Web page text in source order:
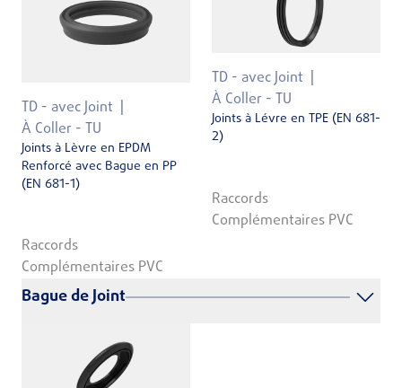
TD - avec Joint
À Coller - TU
Joints à Lèvre en EPDM
Renforcé avec Bague en PP
(EN 681-1)
Raccords
Complémentaires PVC
TD - avec Joint
À Coller - TU
Joints à Lévre en TPE (EN 681-
2)
Raccords
Complémentaires PVC
Bague de Joint